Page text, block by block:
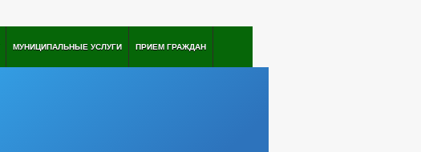
МУНИЦИПАЛЬНЫЕ УСЛУГИ ПРИЕМ ГРАЖДАН